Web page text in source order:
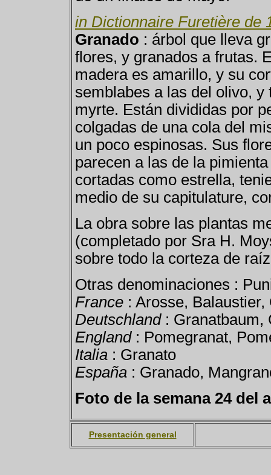
in Dictionnaire Furetière de
Granado : árbol que lleva
flores, y granados a frutas.
madera es amarillo, y su
semblabes a las del olivo,
myrte. Están divididas por
colgadas de una cola del
un poco espinosas. Sus
parecen a las de la
cortadas como estrella,
medio de su capitulature,
La obra sobre las plantas
(completado por Sra H.
sobre todo la corteza de
Otras denominaciones :
France : Arosse,
Deutschland: Granatbaum,
England: Pomegranat,
Italia : Granato
España : Granado,
Foto de la semana 24 del
Presentación general